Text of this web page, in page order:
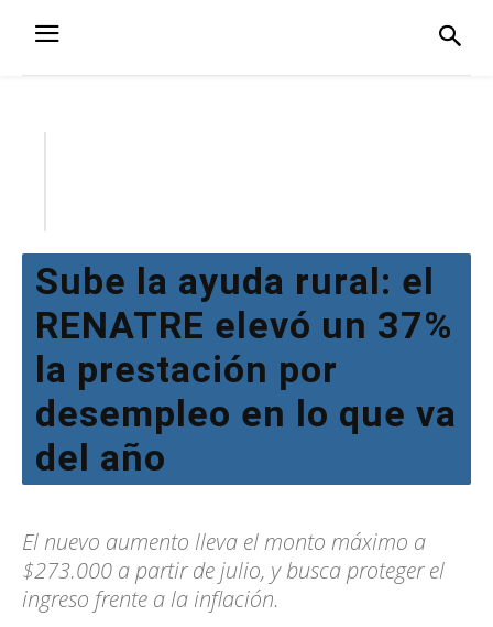
Sube la ayuda rural: el
RENATRE elevó un 37%
la prestación por
desempleo en lo que va
del año
El nuevo aumento lleva el monto máximo a
$273.000 a partir de julio, y busca proteger el
ingreso frente a la inflación.